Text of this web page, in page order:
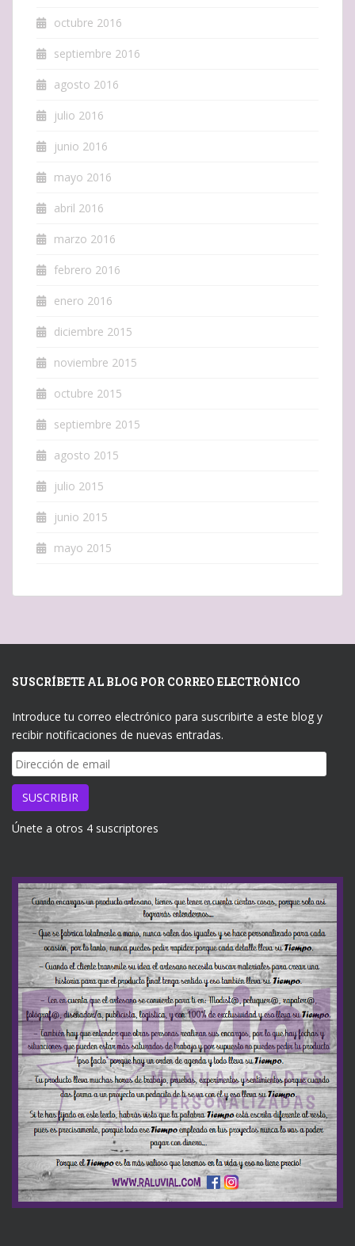
octubre 2016
septiembre 2016
agosto 2016
julio 2016
junio 2016
mayo 2016
abril 2016
marzo 2016
febrero 2016
enero 2016
diciembre 2015
noviembre 2015
octubre 2015
septiembre 2015
agosto 2015
julio 2015
junio 2015
mayo 2015
SUSCRÍBETE AL BLOG POR CORREO ELECTRÓNICO
Introduce tu correo electrónico para suscribirte a este blog y
recibir notificaciones de nuevas entradas.
Dirección
de
email
SUSCRIBIR
Únete a otros 4 suscriptores